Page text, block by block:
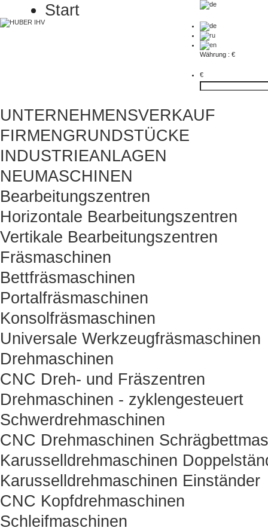
Währung : €
€
Start
UNTERNEHMENSVERKAUF
FIRMENGRUNDSTÜCKE
INDUSTRIEANLAGEN
NEUMASCHINEN
Bearbeitungszentren
Horizontale Bearbeitungszentren
Vertikale Bearbeitungszentren
Fräsmaschinen
Bettfräsmaschinen
Portalfräsmaschinen
Konsolfräsmaschinen
Universale Werkzeugfräsmaschinen
Drehmaschinen
CNC Dreh- und Fräszentren
Drehmaschinen - zyklengesteuert
Schwerdrehmaschinen
CNC Drehmaschinen
Karusselldrehmaschinen
Karusselldrehmaschinen Einständer
CNC Kopfdrehmaschinen
Schleifmaschinen